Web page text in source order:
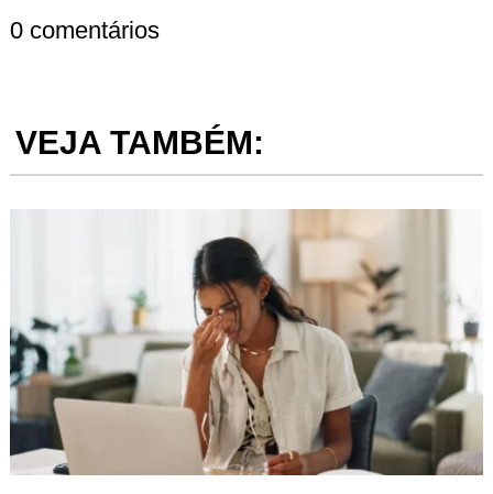
0 comentários
VEJA TAMBÉM: